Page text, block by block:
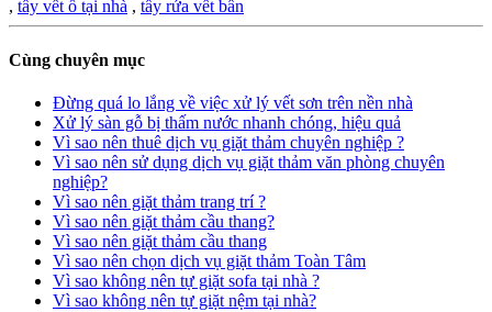
, tẩy vết ố tại nhà , tẩy rửa vết bẩn
Cùng chuyên mục
Đừng quá lo lắng về việc xử lý vết sơn trên nền nhà
Xử lý sàn gỗ bị thấm nước nhanh chóng, hiệu quả
Vì sao nên thuê dịch vụ giặt thảm chuyên nghiệp ?
Vì sao nên sử dụng dịch vụ giặt thảm văn phòng chuyên
nghiệp?
Vì sao nên giặt thảm trang trí ?
Vì sao nên giặt thảm cầu thang?
Vì sao nên giặt thảm cầu thang
Vì sao nên chọn dịch vụ giặt thảm Toàn Tâm
Vì sao không nên tự giặt sofa tại nhà ?
Vì sao không nên tự giặt nệm tại nhà?